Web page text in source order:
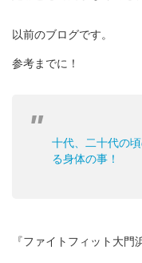
以前のブログです。
参考までに！
十代、二十代の
る身体の事！
『ファイトフィット大門